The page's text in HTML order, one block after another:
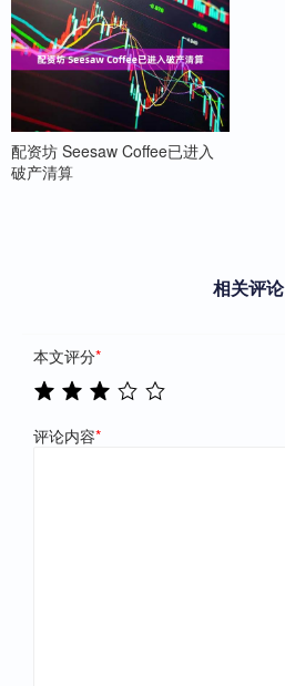
配资坊 Seesaw Coffee已进入
破产清算
相关评论
本文评分*
评论内容*